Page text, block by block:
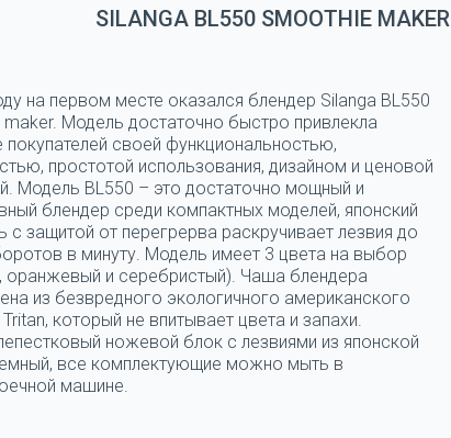
SILANGA BL550 SMOOTHIE MAKER
на первом месте оказался блендер Silanga BL550
Модель достаточно быстро привлекла
покупателей своей функциональностью,
простотой использования, дизайном и ценовой
Модель BL550 – это достаточно мощный и
блендер среди компактных моделей, японский
с защитой от перегрерва раскручивает лезвия до
в минуту. Модель имеет 3 цвета на выбор
оранжевый и серебристый). Чаша блендера
из безвредного экологичного американского
Tritan, который не впитывает цвета и запахи.
ножевой блок с лезвиями из японской
все комплектующие можно мыть в
машине.